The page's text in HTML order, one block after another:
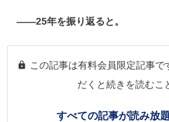
――25年を振り返ると。
この記事は有料会員限定記事
だくと続きを読むこ
すべての記事が読み放